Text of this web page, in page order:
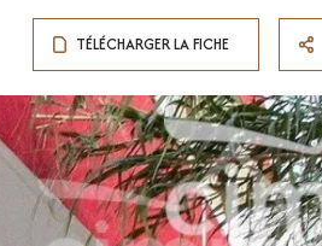
TÉLÉCHARGER LA FICHE